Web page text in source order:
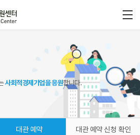
사회적경제기업을 응원합니다.
대관 예약 대관 예약 신청 확인